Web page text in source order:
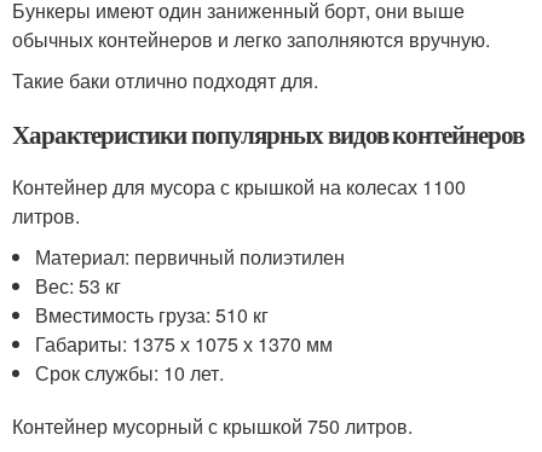
Бункеры имеют один заниженный борт, они выше
обычных контейнеров и легко заполняются вручную.
Такие баки отлично подходят для.
Характеристики популярных видов контейнеров
Контейнер для мусора с крышкой на колесах 1100
литров.
Материал: первичный полиэтилен
Вес: 53 кг
Вместимость груза: 510 кг
Габариты: 1375 х 1075 х 1370 мм
Срок службы: 10 лет.
Контейнер мусорный с крышкой 750 литров.